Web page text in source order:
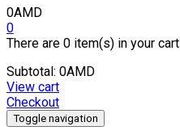
0AMD
0
There are 0 item(s) in your cart
Subtotal: 0AMD
View cart
Checkout
Toggle navigation